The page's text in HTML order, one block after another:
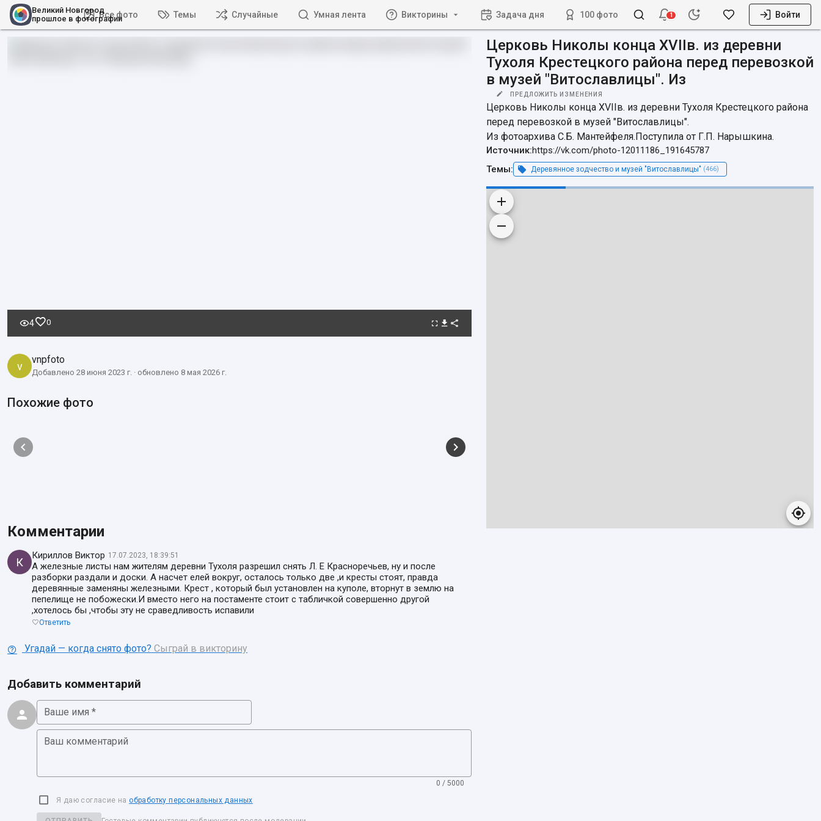
Великий Новгород
прошлое в фотографии
Все фото Темы Случайные Умная лента Викторины Задача дня 100 фото 1 Войти
4 0
v vnpfoto
Добавлено 28 июня 2023 г. · обновлено 8 мая 2026 г.
Похожие фото
Комментарии
К
Кириллов Виктор 17.07.2023, 18:39:51
А железные листы нам жителям деревни Тухоля разрешил снять Л. Е Красноречьев, ну и после
разборки раздали и доски. А насчет елей вокруг, осталось только две ,и кресты стоят, правда
деревянные заменяны железными. Крест , который был установлен на куполе, вторнут в землю на
пепелище не побожески.И вместо него на постаменте стоит с табличкой совершенно другой
,хотелось бы ,чтобы эту не сраведливость испавили
Ответить
Угадай — когда снято фото? Сыграй в викторину
Добавить комментарий
Ваше имя *
Ваш комментарий
0 / 5000
Я даю согласие на обработку персональных данных
Церковь Николы конца XVIIв. из деревни
Тухоля Крестецкого района перед перевозкой
в музей "Витославлицы". Из
ПРЕДЛОЖИТЬ ИЗМЕНЕНИЯ
Церковь Николы конца XVIIв. из деревни Тухоля Крестецкого района
перед перевозкой в музей "Витославлицы".
Из фотоархива С.Б. Мантейфеля.Поступила от Г.П. Нарышкина.
Источник:https://vk.com/photo-12011186_191645787
Темы:
Деревянное зодчество и музей "Витославлицы" (466)